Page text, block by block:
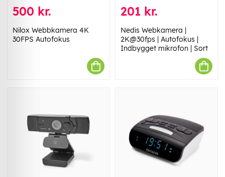
500 kr.
Nilox Webbkamera 4K
30FPS Autofokus
201 kr.
Nedis Webkamera |
2K@30fps | Autofokus |
Indbygget mikrofon | Sort